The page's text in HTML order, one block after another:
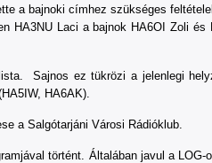
a bajnoki címhez szükséges
HA3NU Laci a bajnok HA6OI Zoli
Sajnos ez tükrözi a jelenlegi
HA6AK).
a Salgótarjáni Városi Rádióklub.
történt. Általában javul a